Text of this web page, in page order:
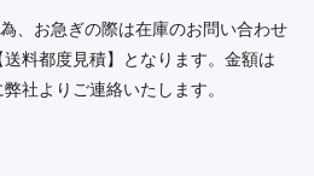
、お急ぎの際は在庫のお問い合わせ
料都度見積】となります。金額は
社よりご連絡いたします。